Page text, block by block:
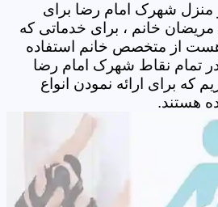
منزل شهرک امام رضا برای
خانم ، برای خدماتی که
هست از متخصص خانم استفاده
تمام نقاط شهرک امام رضا
که برای ارائه نمودن انواع
هستند.